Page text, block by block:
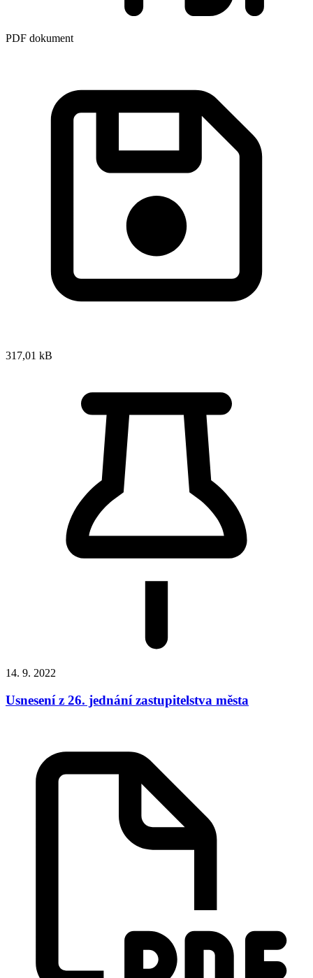
PDF dokument
317,01 kB
14. 9. 2022
Usnesení z 26. jednání zastupitelstva města